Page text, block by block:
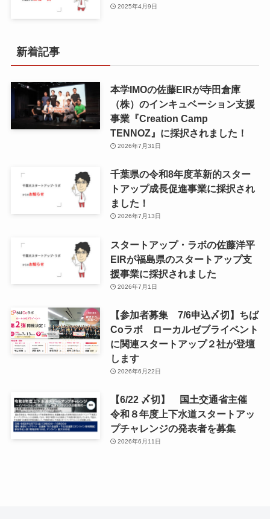
2025年4月9日
新着記事
本学IMOの佐藤EIRが寺田倉庫
（株）のインキュベーション支援
事業『Creation Camp
TENNOZ』に採択されました！
2026年7月31日
千葉県の令和8年度⾰新的スター
トアップ成⻑促進事業に採択され
ました！
2026年7月13日
スタートアップ・ラボの佐藤洋平
EIRが福島県のスタートアップ支
援事業に採択されました
2026年7月1日
【参加者募集 7/6申込〆切】ちば
Coラボ ローカルゼブライベント
に関連スタートアップ２社が登壇
します
2026年6月22日
【6/22 〆切】 国土交通省主催
令和８年度上下水道スタートアッ
プチャレンジの発表者を募集
2026年6月11日